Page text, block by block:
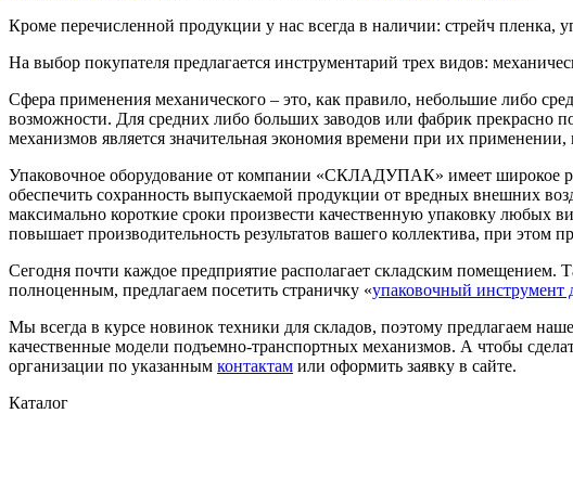
Кроме перечисленной продукции у нас всегда в наличии: стрейч пленка,
На выбор покупателя предлагается инструментарий трех видов:
Сфера применения механического – это, как правило, небольшие либо
возможности. Для средних либо больших заводов или фабрик прекрасно
механизмов является значительная экономия времени при их применении,
Упаковочное оборудование от компании «СКЛАДУПАК» имеет широкое
обеспечить сохранность выпускаемой продукции от вредных внешних
максимально короткие сроки произвести качественную упаковку любых
повышает производительность результатов вашего коллектива, при этом
Сегодня почти каждое предприятие располагает складским
полноценным, предлагаем посетить страничку «упаковочный инструмент
Мы всегда в курсе новинок техники для складов, поэтому предлагаем
качественные модели подъемно-транспортных механизмов. А чтобы
организации по указанным контактам или оформить заявку в сайте.
Каталог